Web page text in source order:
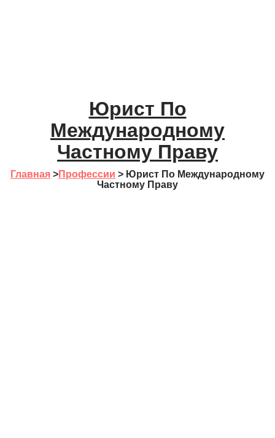
Юрист По
Международному
Частному Праву
Главная >Профессии > Юрист По Международному
Частному Праву